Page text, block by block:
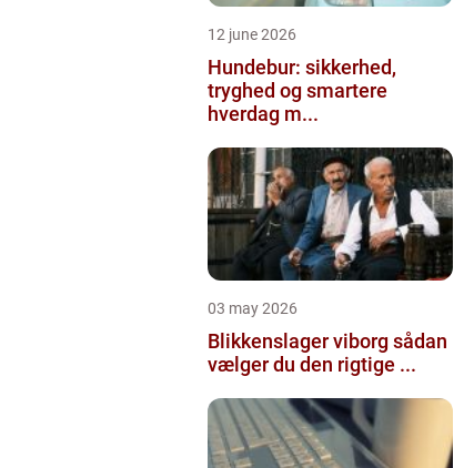
12 june 2026
Hundebur: sikkerhed,
tryghed og smartere
hverdag m...
03 may 2026
Blikkenslager viborg sådan
vælger du den rigtige ...